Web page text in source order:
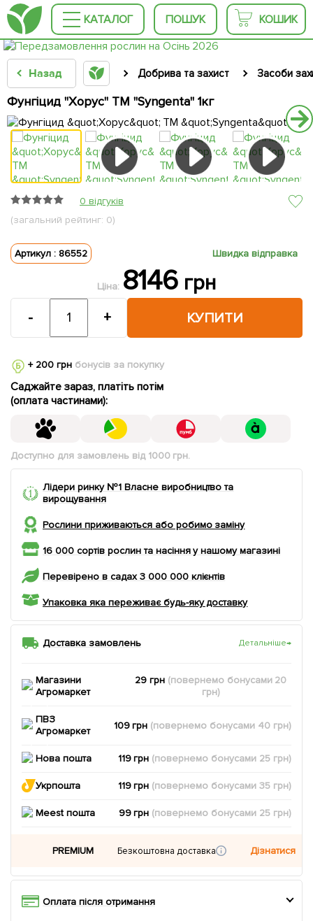
КАТАЛОГ ПОШУК КОШИК
Назад Добрива та захист Засоби
Фунгіцид "Хорус" ТМ "Syngenta" 1кг
0 відгуків
(загальний рейтинг: 0)
Артикул : 86552 Швидка відправка
Ціна: 8146 грн
КУПИТИ
- +
+ 200 грнбонусів за покупку
Саджайте зараз, платіть потім
(оплата частинами):
Доступно для замовлень від 1000 грн.
Лідери ринку №1 Власне виробництво та
вирощування
Рослини приживаються або робимо заміну
16 000 сортів рослин та насіння у нашому магазині
Перевірено в садах 3 000 000 клієнтів
Упаковка яка переживає будь-яку доставку
Доставка замовлень Детальніше→
Магазини
Агромаркет
29 грн (повернемобонусами 20
грн)
ПВЗ
Агромаркет
109 грн (повернемо бонусами 40 грн)
Нова пошта 119 грн (повернемо бонусами 25 грн)
Укрпошта 119 грн (повернемо бонусами35 грн)
Meest пошта 99 грн (повернемо бонусами 25 грн)
PREMIUM Безкоштовна доставка Дізнатися
Оплата після отримання